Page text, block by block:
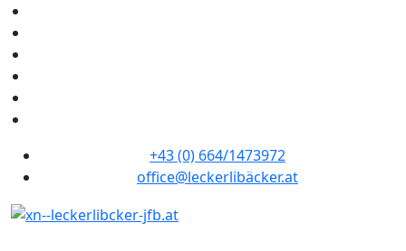
+43 (0) 664/1473972
office@leckerlibäcker.at